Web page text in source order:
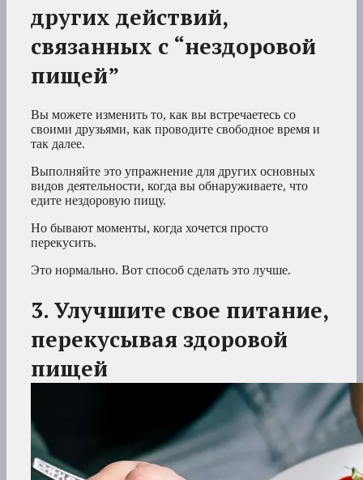
других действий,
связанных с “нездоровой
пищей”
Вы можете изменить то, как вы встречаетесь со
своими друзьями, как проводите свободное время и
так далее.
Выполняйте это упражнение для других основных
видов деятельности, когда вы обнаруживаете, что
едите нездоровую пищу.
Но бывают моменты, когда хочется просто
перекусить.
Это нормально. Вот способ сделать это лучше.
3. Улучшите свое питание,
перекусывая здоровой
пищей